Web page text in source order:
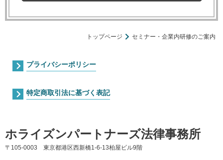
トップページ セミナー・企業内研修のご案内
プライバシーポリシー
特定商取引法に基づく表記
ホライズンパートナーズ法律事務所
〒105-0003 東京都港区西新橋1-6-13柏屋ビル9階